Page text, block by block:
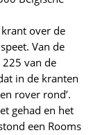
over de
Van de
van de
in de kranten
rover rond’.
gehad en het
een Rooms